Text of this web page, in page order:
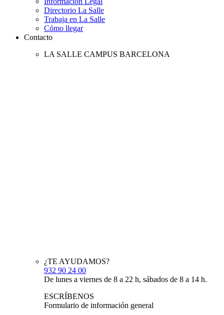
Directorio La Salle
Trabaja en La Salle
Cómo llegar
Contacto
LA SALLE CAMPUS BARCELONA
¿TE AYUDAMOS?
932 90 24 00
De lunes a viernes de 8 a 22 h, sábados de 8 a 14 h.
ESCRÍBENOS
Formulario de información general